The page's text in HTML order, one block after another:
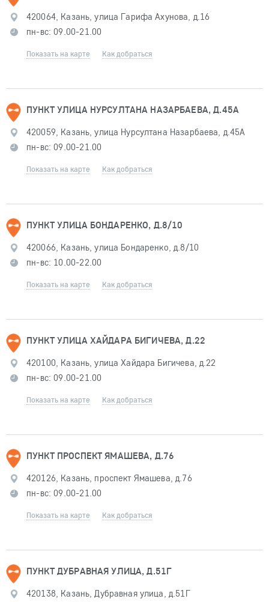
420064, Казань, улица Гарифа Ахунова, д.16
пн-вс: 09.00-21.00
Показать на карте Как добраться
ПУНКТ УЛИЦА НУРСУЛТАНА НАЗАРБАЕВА, Д.45А
420059, Казань, улица Нурсултана Назарбаева, д.45А
пн-вс: 09.00-21.00
Показать на карте Как добраться
ПУНКТ УЛИЦА БОНДАРЕНКО, Д.8/10
420066, Казань, улица Бондаренко, д.8/10
пн-вс: 10.00-22.00
Показать на карте Как добраться
ПУНКТ УЛИЦА ХАЙДАРА БИГИЧЕВА, Д.22
420100, Казань, улица Хайдара Бигичева, д.22
пн-вс: 09.00-21.00
Показать на карте Как добраться
ПУНКТ ПРОСПЕКТ ЯМАШЕВА, Д.76
420126, Казань, проспект Ямашева, д.76
пн-вс: 09.00-21.00
Показать на карте Как добраться
ПУНКТ ДУБРАВНАЯ УЛИЦА, Д.51Г
420138, Казань, Дубравная улица, д.51Г